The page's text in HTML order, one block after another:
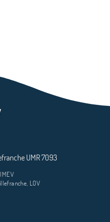
UMR 7093
LOV